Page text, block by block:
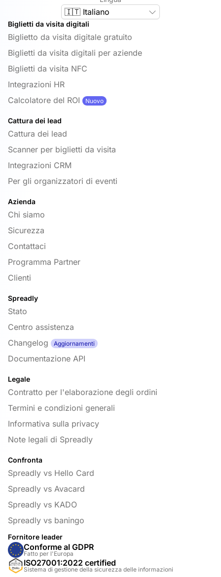
🇮🇹 Italiano
Biglietti da visita digitali
Biglietto da visita digitale gratuito
Biglietti da visita digitali per aziende
Biglietti da visita NFC
Integrazioni HR
Calcolatore del ROI
Nuovo
Cattura dei lead
Cattura dei lead
Scanner per biglietti da visita
Integrazioni CRM
Per gli organizzatori di eventi
Azienda
Chi siamo
Sicurezza
Contattaci
Programma Partner
Clienti
Spreadly
Stato
Centro assistenza
Changelog
Aggiornamenti
Documentazione API
Legale
Contratto per l'elaborazione degli ordini
Termini e condizioni generali
Informativa sulla privacy
Note legali di Spreadly
Confronta
Spreadly vs Hello Card
Spreadly vs Avacard
Spreadly vs KADO
Spreadly vs baningo
Fornitore leader
Conforme al GDPR
Fatto per l'Europa
ISO27001:2022 certified
Sistema di gestione della sicurezza delle informazioni